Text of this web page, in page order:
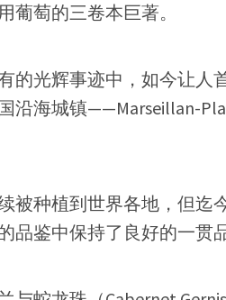
葡萄的三卷本巨著。
的光辉事迹中，如今让人
沿海城镇——Marseillan-
被种植到世界各地，但迄
品鉴中保持了良好的一贯